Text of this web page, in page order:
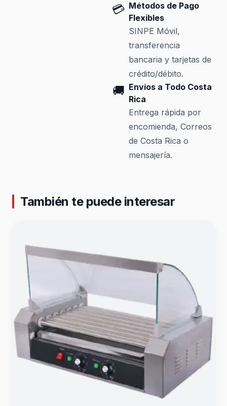
💳 Métodos de Pago
Flexibles
SINPE Móvil,
transferencia
bancaria y tarjetas de
crédito/débito.
🚚 Envíos a Todo Costa
Rica
Entrega rápida por
encomienda, Correos
de Costa Rica o
mensajería.
También te puede interesar